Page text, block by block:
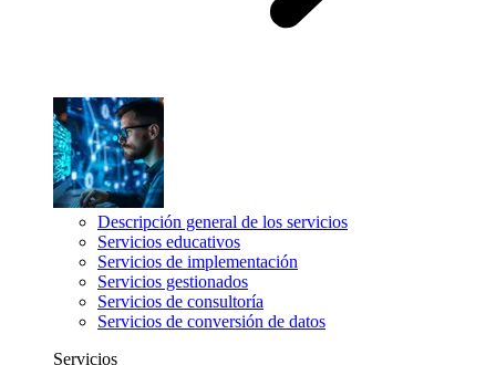
Descripción general de los servicios
Servicios educativos
Servicios de implementación
Servicios gestionados
Servicios de consultoría
Servicios de conversión de datos
Servicios